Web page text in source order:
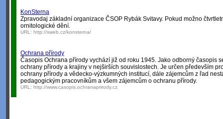
KonSterna
Zpravodaj základní organizace ČSOP Rybák Svitavy. Pokud možno
ornitologické dění.
URL: http://sweb.cz/konsterna/
Ochrana přírody
Časopis Ochrana přírody vychází již od roku 1945. Jako odborný časopis
ochrany přírody a krajiny v nejširších souvislostech. Je určen především
ochrany přírody a vědecko-výzkumných institucí, dále zájemcům z řad
pedagogickým pracovníkům a všem zájemcům o ochranu přírody.
URL: http://www.casopis.ochranaprirody.cz